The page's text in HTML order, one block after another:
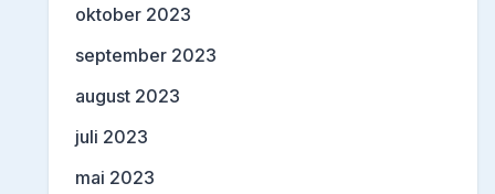
oktober 2023
september 2023
august 2023
juli 2023
mai 2023